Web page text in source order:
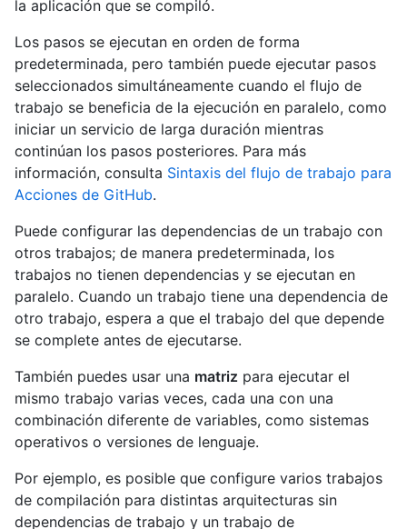
la aplicación que se compiló.
Los pasos se ejecutan en orden de forma
predeterminada, pero también puede ejecutar pasos
seleccionados simultáneamente cuando el flujo de
trabajo se beneficia de la ejecución en paralelo, como
iniciar un servicio de larga duración mientras
continúan los pasos posteriores. Para más
información, consulta Sintaxis del flujo de trabajo para
Acciones de GitHub.
Puede configurar las dependencias de un trabajo con
otros trabajos; de manera predeterminada, los
trabajos no tienen dependencias y se ejecutan en
paralelo. Cuando un trabajo tiene una dependencia de
otro trabajo, espera a que el trabajo del que depende
se complete antes de ejecutarse.
También puedes usar una matriz para ejecutar el
mismo trabajo varias veces, cada una con una
combinación diferente de variables, como sistemas
operativos o versiones de lenguaje.
Por ejemplo, es posible que configure varios trabajos
de compilación para distintas arquitecturas sin
dependencias de trabajo y un trabajo de